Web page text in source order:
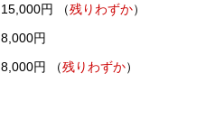
15,000円 （残りわずか）
8,000円
8,000円 （残りわずか）